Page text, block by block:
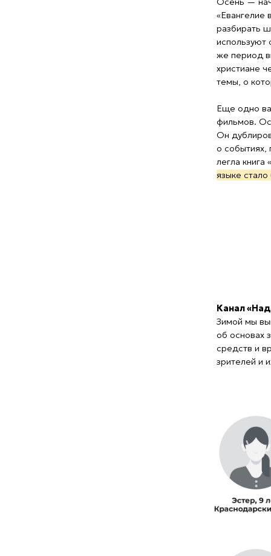
Он дублирован на
о событиях,
легла книга
языке стало
Канал «Надежда
Зимой мы
об основах